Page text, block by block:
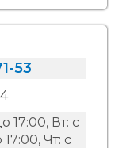
53
17:00, Вт: с
Чт: с